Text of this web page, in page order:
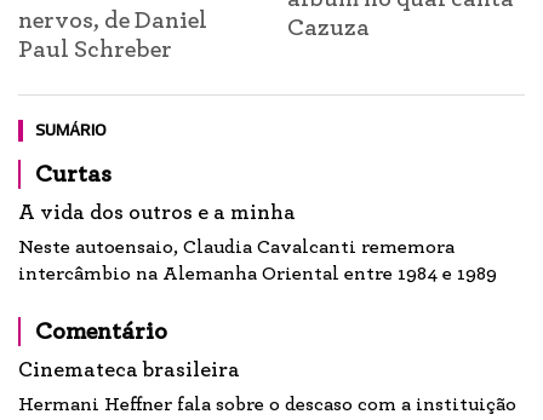
nervos, de Daniel
Paul Schreber
Cazuza
SUMÁRIO
Curtas
A vida dos outros e a minha
Neste autoensaio, Claudia Cavalcanti rememora
intercâmbio na Alemanha Oriental entre 1984 e 1989
Comentário
Cinemateca brasileira
Hermani Heffner fala sobre o descaso com a instituição